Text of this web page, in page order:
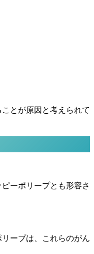
とが原因と考えられて
ーポリープとも形容さ
ープは、これらのがん